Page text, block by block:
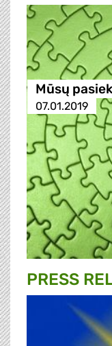
Mūsų
07.01.2019
PRESS